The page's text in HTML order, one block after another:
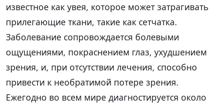
известное как увея, которое может затрагивать
прилегающие ткани, такие как сетчатка.
Заболевание сопровождается болевыми
ощущениями, покраснением глаз, ухудшением
зрения, и, при отсутствии лечения, способно
привести к необратимой потере зрения.
Ежегодно во всем мире диагностируется около